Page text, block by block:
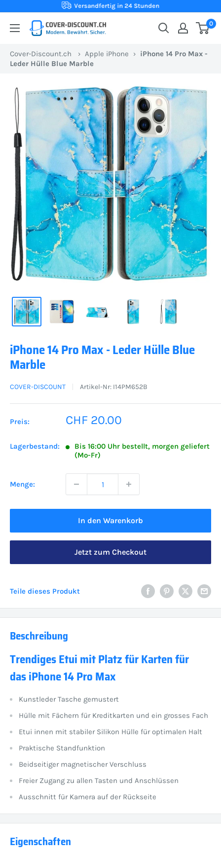
Inhalt
Versandfertig in 24 Stunden
Cover-
Ihr
Onlineshop
der
Schweiz
Schutzhüllen
zum
besten
Preis
0
Cover-Discount.ch › Apple iPhone › iPhone 14 Pro Max -
Leder Hülle Blue Marble
iPhone 14 Pro Max - Leder Hülle Blue
Marble
COVER-DISCOUNT Artikel-Nr: I14PM652B
Preis: Sonderpreis
CHF 20.00
Lagerbestand:
Bis 16:00 Uhr bestellt, morgen geliefert
(Mo-Fr)
Menge:
In den Warenkorb
Jetzt zum Checkout
Teile dieses Produkt
Beschreibung
Trendiges Etui mit Platz für Karten für
das iPhone 14 Pro Max
Kunstleder Tasche gemustert
Hülle mit Fächern für Kreditkarten und ein grosses Fach
Etui innen mit stabiler Silikon Hülle für optimalen Halt
Praktische Standfunktion
Beidseitiger magnetischer Verschluss
Freier Zugang zu allen Tasten und Anschlüssen
Ausschnitt für Kamera auf der Rückseite
Eigenschaften